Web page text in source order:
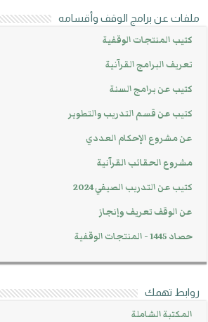
ملفات عن برامج الوقف وأقسامه
كتيب المنتجات الوقفية
تعريف البرامج القرآنية
كتيب عن برامج السنة
كتيب عن قسم التدريب والتطوير
عن مشروع الإحكام العددي
مشروع الحقائب القرآنية
كتيب عن التدريب الصيفي 2024
عن الوقف تعريف وإنجاز
حصاد 1445 - المنتجات الوقفية
روابط تهمك
المكتبة الشاملة